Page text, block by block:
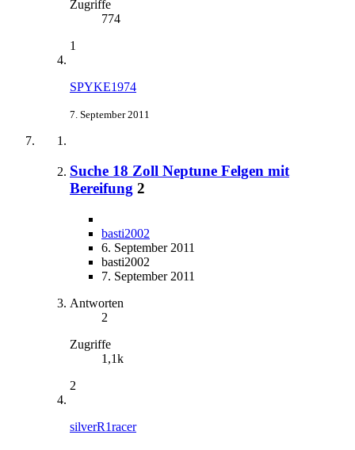
Zugriffe
774
1
SPYKE1974
7. September 2011
Suche 18 Zoll Neptune Felgen mit
Bereifung 2
basti2002
6. September 2011
basti2002
7. September 2011
Antworten
2
Zugriffe
1,1k
2
silverR1racer